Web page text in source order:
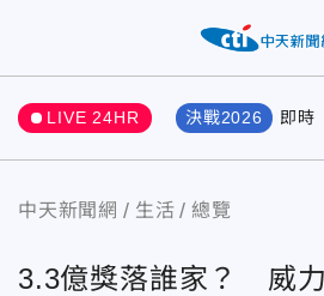
LIVE 24HR 決戰2026 即時
中天新聞網 生活 總覽
3.3億獎落誰家？ 威